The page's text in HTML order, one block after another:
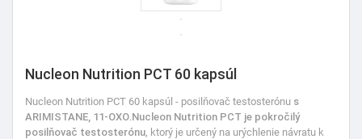
Nucleon Nutrition PCT 60 kapsúl
Nucleon Nutrition PCT 60 kapsúl - posilňovač testosterónu s
ARIMISTANE, 11-OXO.Nucleon Nutrition PCT je pokročilý
posilňovač testosterónu, ktorý je určený na urýchlenie návratu k